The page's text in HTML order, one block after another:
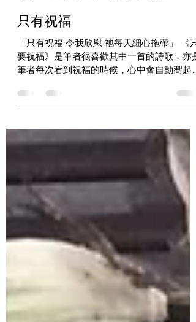
Birdsnk
2019年10月12日
只有祝福
「只有祝福 令我欣慰 祂每天細心拖帶」 《只
筆者每次看到祝福的時候，心中會自動嚮起的
歌曲。 她，叫祝福；這名字是她到了南韓之
後改的。她12歲那一年，隻身跟中介離開了
北韓。之後她在秘密宣教士的保護下，整個青